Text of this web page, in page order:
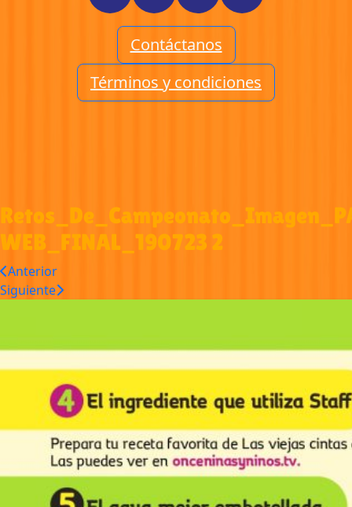
Contáctanos
Términos y condiciones
WEB_FINAL_190723 2
Anterior
Siguiente